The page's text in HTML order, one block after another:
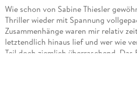
nicht gefallen.
Wie schon von Sabine Thiesler
Thriller wieder mit Spannung
Zusammenhänge waren mir relativ
letztendlich hinaus lief und wer wie
Teil doch ziemlich überraschend.